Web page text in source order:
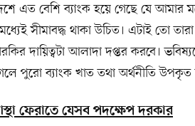
এত বেশি ব্যাংক হয়ে গেছে যে আমার
মধ্যেই সীমাবদ্ধ থাকা উচিত। এটাই তো
দায়িত্বটা আলাদা দপ্তর করবে।
পুরো ব্যাংক খাত তথা অর্থনীতি উপকৃত
ফেরাতে যেসব পদক্ষেপ দরকার